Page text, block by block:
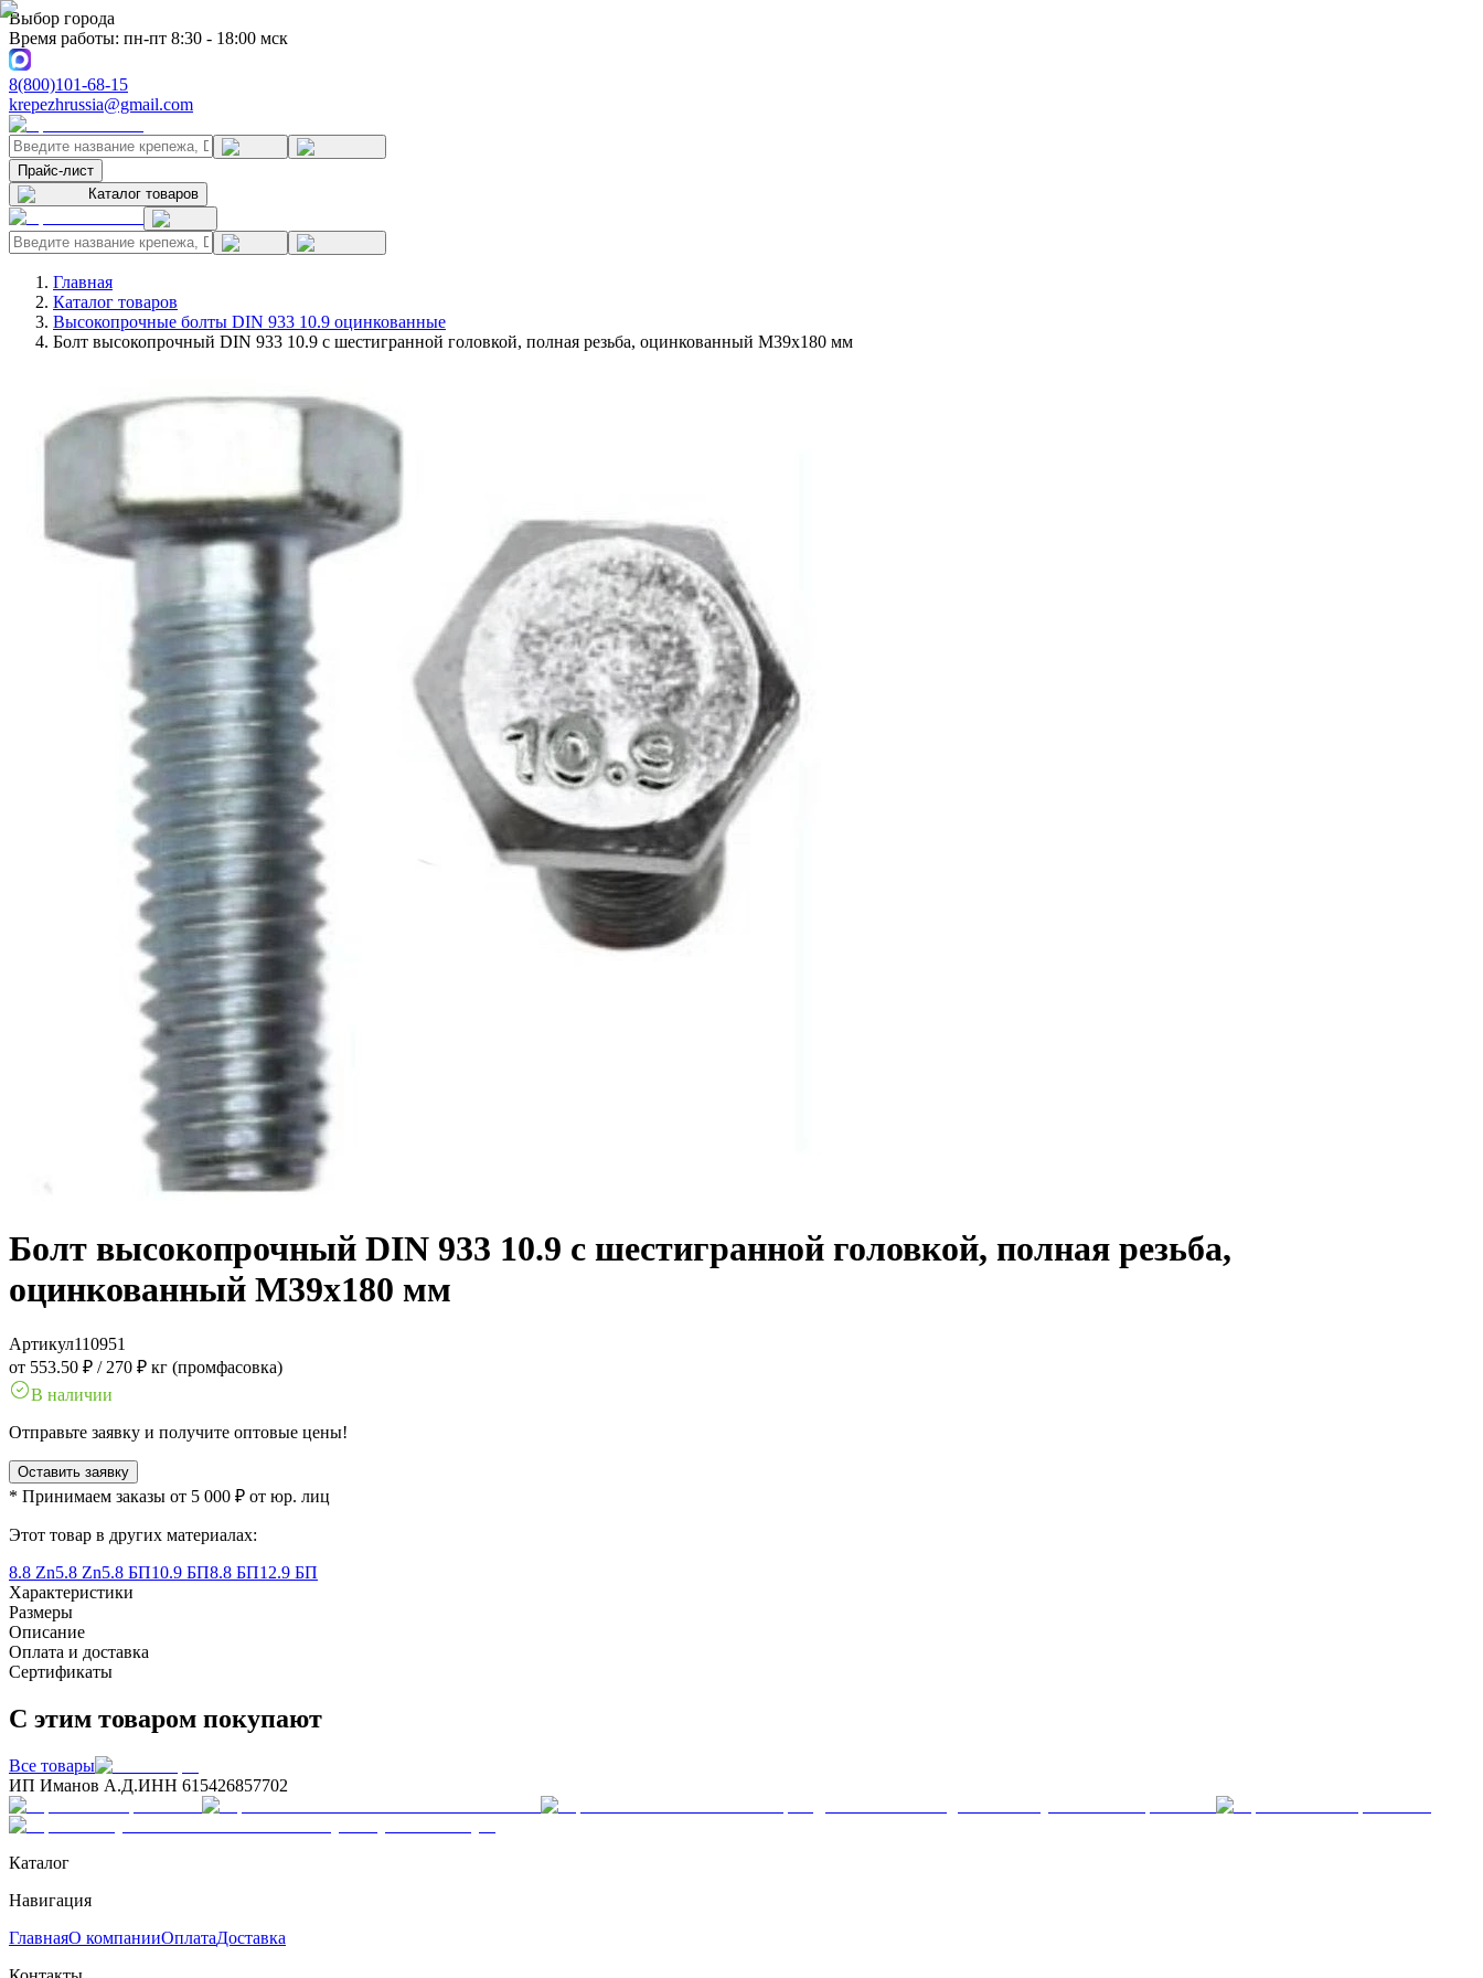
Выбор города
Время работы: пн-пт 8:30 - 18:00 мск
8(800)101-68-15
krepezhrussia@gmail.com
Прайс-лист
Каталог товаров
Главная
Каталог товаров
Высокопрочные болты DIN 933 10.9 оцинкованные
Болт высокопрочный DIN 933 10.9 с шестигранной головкой, полная резьба, оцинкованный M39x180 мм
Болт высокопрочный DIN 933 10.9 с шестигранной головкой, полная резьба,
оцинкованный M39x180 мм
Артикул110951
от 553.50 ₽ / 270 ₽ кг (промфасовка)
В наличии
Отправьте заявку и получите оптовые цены!
Оставить заявку
* Принимаем заказы от 5 000 ₽ от юр. лиц
Этот товар в других материалах:
8.8 Zn5.8 Zn5.8 БП10.9 БП8.8 БП12.9 БП
Характеристики
Размеры
Описание
Оплата и доставка
Сертификаты
С этим товаром покупают
Все товары
ИП Иманов А.Д.ИНН 615426857702
Каталог
Навигация
ГлавнаяО компанииОплатаДоставка